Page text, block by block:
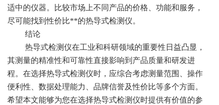
适中的仪器。比较市场上不同产品的价格、功能和服务，
尽可能找到性价比**的热导式检测仪。
结论
热导式检测仪在工业和科研领域的重要性日益凸显，
其测量的精准性和可靠性直接影响到产品质量和研发进
程。在选择热导式检测仪时，应综合考虑测量范围、操作
便利性、数据处理能力、品牌信誉及性价比等多个方面。
希望本文能够为您在选择热导式检测仪时提供有价值的参